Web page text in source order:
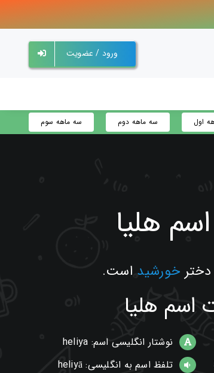
ورود / عضویت
اول سه ماهه دوم سه ماهه سوم
هلیا
خورشید است.
اسم هلیا
نوشتار انگلیسی اسم: heliya
تلفظ اسم به انگلیسی: heliyā